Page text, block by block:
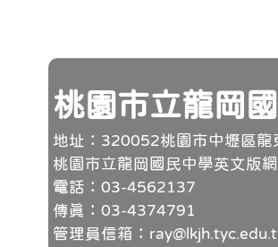
頁尾
桃園市立龍岡
地址：320052桃園市中壢區龍
桃園市立龍岡國民中學英文版
電話：03-4562137
傳真：03-4374791
管理員信箱：